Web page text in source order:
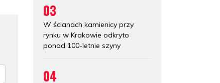
03
W ścianach kamienicy przy
rynku w Krakowie odkryto
ponad 100-letnie szyny
04